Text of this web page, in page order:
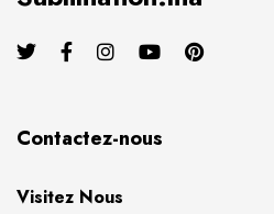
Contactez-nous
Visitez Nous